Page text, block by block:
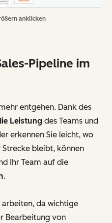
anklicken
Pipeline im
entgehen. Dank des
Leistung des Teams und
erkennen Sie leicht, wo
bleibt, können
Ihr Team auf die
.
arbeiten, da wichtige
Bearbeitung von